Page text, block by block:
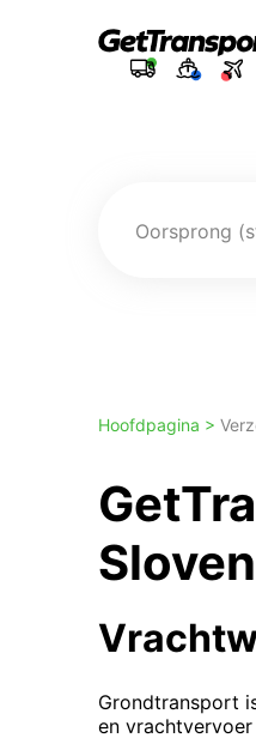
Oorsprong
Hoofdpagina >
Grondtransport
en